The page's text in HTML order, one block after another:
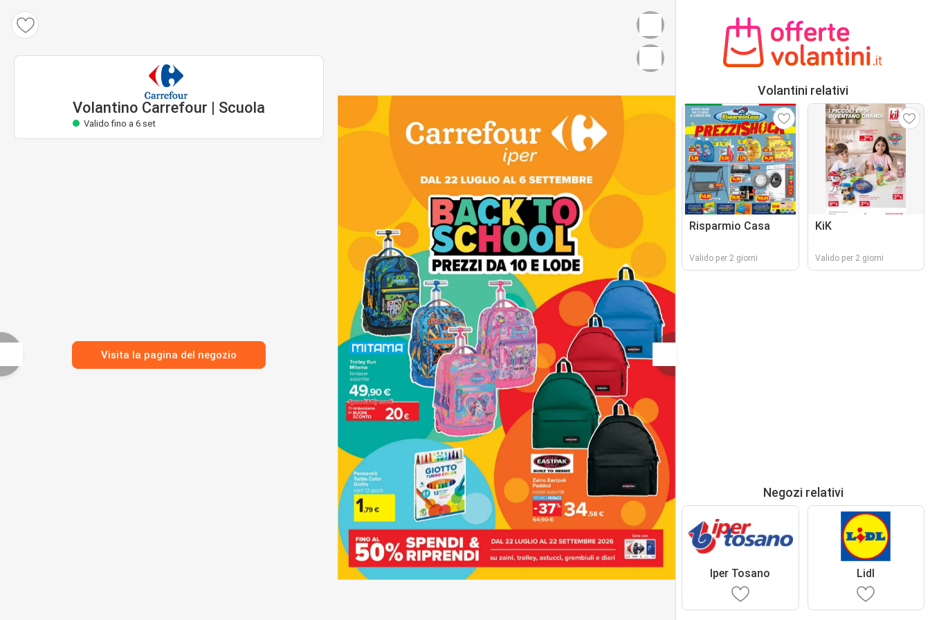
Volantino Carrefour | Scuola
Valido fino a 6 set
Visita la pagina del negozio
Volantini relativi
Risparmio Casa
Valido per 2 giorni
KiK
Valido per 2 giorni
Negozi relativi
Iper Tosano Lidl